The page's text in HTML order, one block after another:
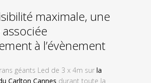
maximale, une
à l’évènement
géants Led de 3 x 4m sur la
Carlton Cannes durant toute la